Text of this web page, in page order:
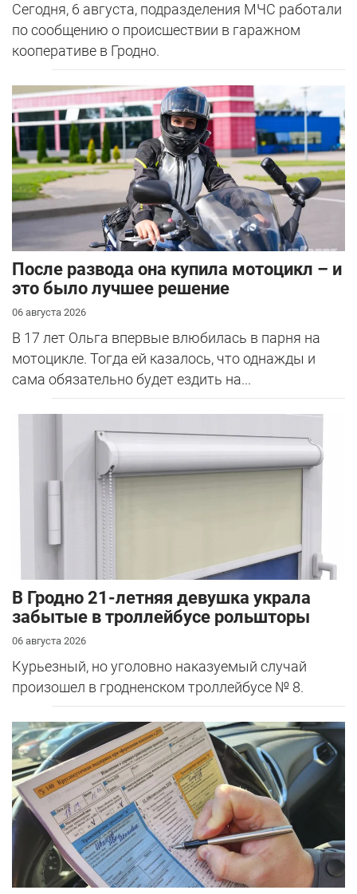
Сегодня, 6 августа, подразделения МЧС работали
по сообщению о происшествии в гаражном
кооперативе в Гродно.
После развода она купила мотоцикл – и
это было лучшее решение
06 августа 2026
В 17 лет Ольга впервые влюбилась в парня на
мотоцикле. Тогда ей казалось, что однажды и
сама обязательно будет ездить на...
В Гродно 21-летняя девушка украла
забытые в троллейбусе рольшторы
06 августа 2026
Курьезный, но уголовно наказуемый случай
произошел в гродненском троллейбусе № 8.